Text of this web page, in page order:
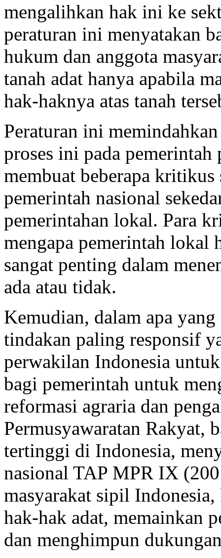
mengalihkan hak ini ke
peraturan ini menyatakan
hukum dan anggota
tanah adat hanya apabila
hak-haknya atas tanah
Peraturan ini
proses ini pada
membuat beberapa
pemerintah nasional
pemerintahan lokal. Para
mengapa pemerintah lokal
sangat penting dalam
ada atau tidak.
Kemudian, dalam apa
tindakan paling responsif
perwakilan Indonesia
bagi pemerintah untuk
reformasi agraria dan
Permusyawaratan Rakyat,
tertinggi di Indonesia,
nasional TAP MPR IX
masyarakat sipil
hak-hak adat, memainkan
dan menghimpun